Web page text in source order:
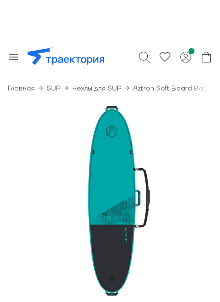
Главная SUP Чехлы для SUP Aztron Soft Board Bag